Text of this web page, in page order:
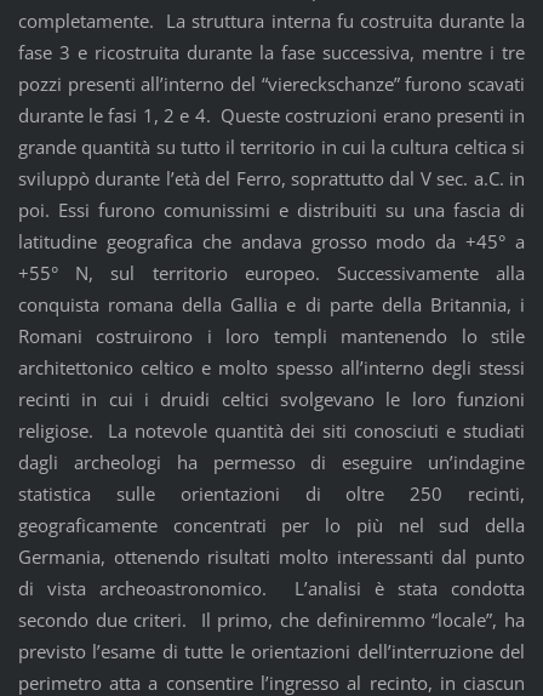
completamente. La struttura interna fu costruita durante la
fase 3 e ricostruita durante la fase successiva, mentre i tre
pozzi presenti all’interno del “viereckschanze” furono scavati
durante le fasi 1, 2 e 4. Queste costruzioni erano presenti in
grande quantità su tutto il territorio in cui la cultura celtica si
sviluppò durante l’età del Ferro, soprattutto dal V sec. a.C. in
poi. Essi furono comunissimi e distribuiti su una fascia di
latitudine geografica che andava grosso modo da +45° a
+55° N, sul territorio europeo. Successivamente alla
conquista romana della Gallia e di parte della Britannia, i
Romani costruirono i loro templi mantenendo lo stile
architettonico celtico e molto spesso all’interno degli stessi
recinti in cui i druidi celtici svolgevano le loro funzioni
religiose. La notevole quantità dei siti conosciuti e studiati
dagli archeologi ha permesso di eseguire un’indagine
statistica sulle orientazioni di oltre 250 recinti,
geograficamente concentrati per lo più nel sud della
Germania, ottenendo risultati molto interessanti dal punto
di vista archeoastronomico. L’analisi è stata condotta
secondo due criteri. Il primo, che definiremmo “locale”, ha
previsto l’esame di tutte le orientazioni dell’interruzione del
perimetro atta a consentire l’ingresso al recinto, in ciascun